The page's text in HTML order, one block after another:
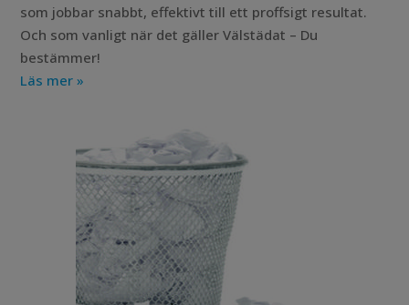
som jobbar snabbt, effektivt till ett proffsigt resultat.
Och som vanligt när det gäller Välstädat – Du
bestämmer!
Läs mer »